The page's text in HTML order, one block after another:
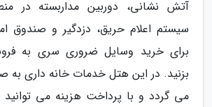
آتش نشانی، دوربین مداربسته در
سیستم اعلام حریق، دزدگیر و صندوق
برای خرید وسایل ضروری سری به
بزنید. در این هتل خدمات خانه داری به
می گردد و با پرداخت هزینه می